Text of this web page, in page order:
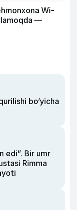
Wi-
—
bo‘yicha
edi”. Bir umr
Rimma